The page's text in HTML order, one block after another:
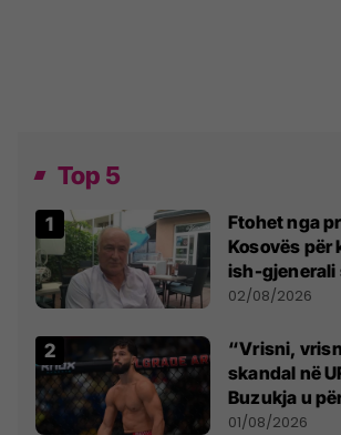
Top 5
Ftohet nga
Kosovës për
ish-gjenerali
dikush e
02/08/2026
“Vrisni,
skandal në
Buzukja u
anti-
01/08/2026